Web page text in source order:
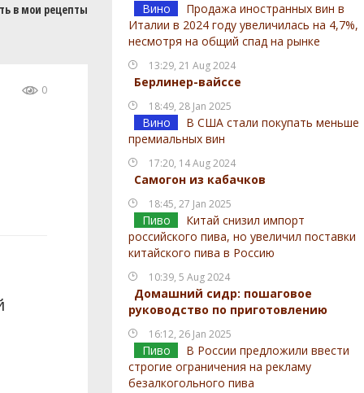
Вино
Продажа иностранных вин в
Италии в 2024 году увеличилась на 4,7%,
несмотря на общий спад на рынке
13:29, 21 Aug 2024
Берлинер-вайссе
18:49, 28 Jan 2025
Вино
В США стали покупать меньше
премиальных вин
17:20, 14 Aug 2024
Самогон из кабачков
18:45, 27 Jan 2025
Пиво
Китай снизил импорт
российского пива, но увеличил поставки
китайского пива в Россию
10:39, 5 Aug 2024
Домашний сидр: пошаговое
руководство по приготовлению
16:12, 26 Jan 2025
Пиво
В России предложили ввести
строгие ограничения на рекламу
безалкогольного пива
в мои рецепты
0